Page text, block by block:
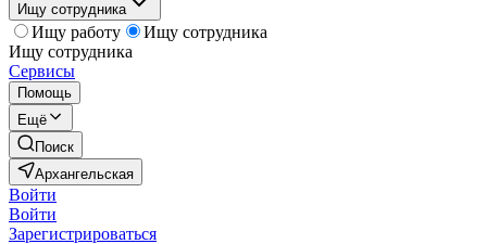
Ищу сотрудника
Ищу работу
Ищу сотрудника
Ищу сотрудника
Сервисы
Помощь
Ещё
Поиск
Архангельская
Войти
Войти
Зарегистрироваться